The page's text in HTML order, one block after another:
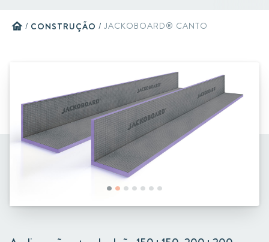
home / CONSTRUÇÃO / JACKOBOARD® CANTO